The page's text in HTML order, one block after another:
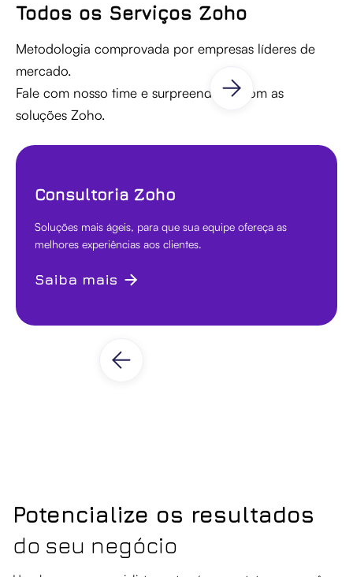
Todos os Serviços Zoho
Metodologia comprovada por empresas líderes de
mercado.
Fale com nosso time e surpreenda-se com as
soluções Zoho.
Consultoria Zoho
Soluções mais ágeis, para que sua equipe ofereça as
melhores experiências aos clientes.
Saiba mais
Potencialize os resultados
do seu negócio